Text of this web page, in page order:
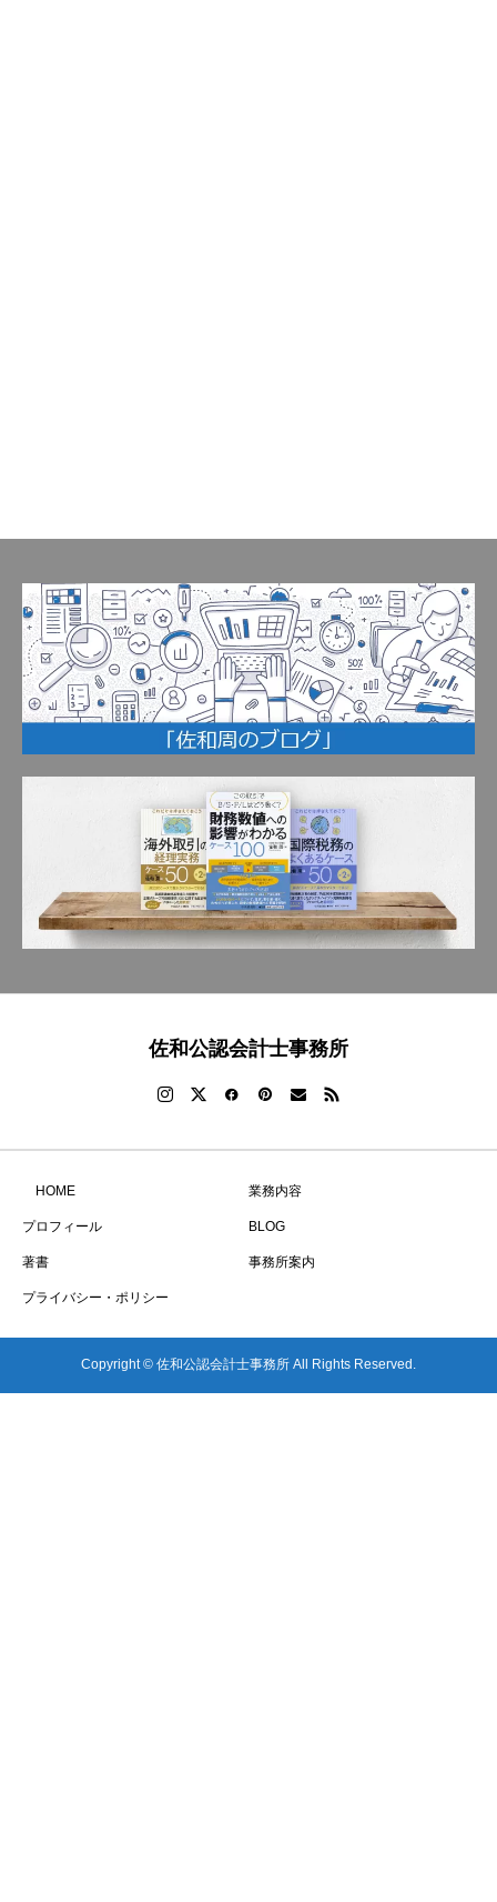
佐和公認会計士事務所
HOME 業務内容
プロフィール BLOG
著書 事務所案内
プライバシー・ポリシー
Copyright © 佐和公認会計士事務所 All Rights Reserved.